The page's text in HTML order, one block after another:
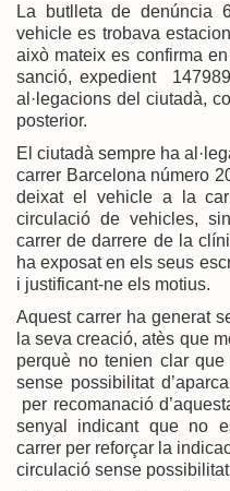
La butlleta de denúncia
vehicle es trobava
això mateix es confirma
sanció, expedient
al·legacions del ciutadà,
posterior.
El ciutadà sempre ha
carrer Barcelona número
deixat el vehicle a la
circulació de vehicles,
carrer de darrere de la
ha exposat en els seus
i justificant-ne els motius.
Aquest carrer ha generat
la seva creació, atès que
perquè no tenien clar
sense possibilitat
per recomanació
senyal indicant que no
carrer per reforçar la
circulació sense possibilitat